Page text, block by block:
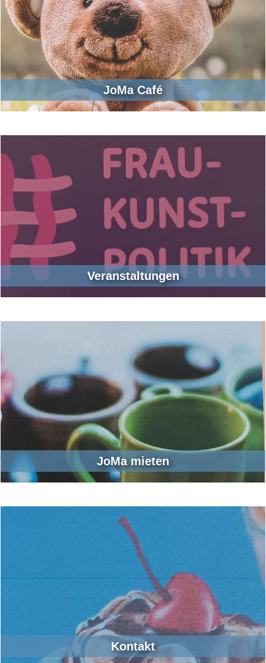
JoMa Café
Veranstaltungen
JoMa mieten
Kontakt